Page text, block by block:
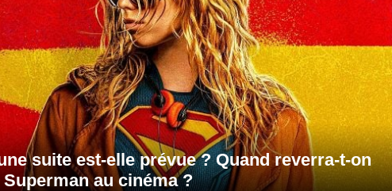
suite est-elle prévue ? Quand reverra-t-on
au cinéma ?